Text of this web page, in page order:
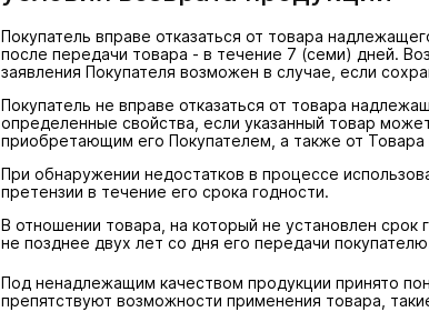
Покупатель вправе отказаться от товара
после передачи товара - в течение 7 (семи) дней.
заявления Покупателя возможен в случае, если
Покупатель не вправе отказаться от товара
определенные свойства, если указанный товар
приобретающим его Покупателем, а также от Товара
При обнаружении недостатков в процессе
претензии в течение его срока годности.
В отношении товара, на который не установлен срок
не позднее двух лет со дня его передачи
Под ненадлежащим качеством продукции принято
препятствуют возможности применения товара,